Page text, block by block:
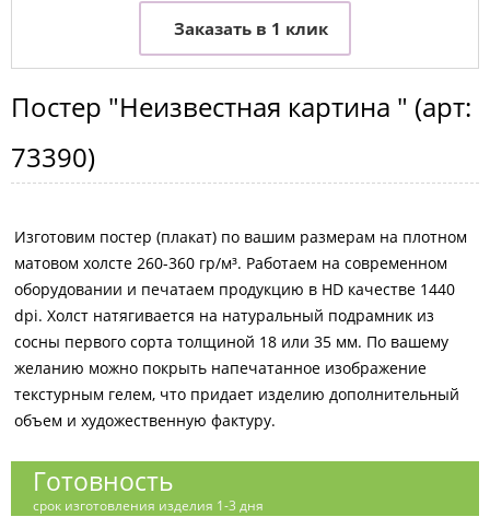
Постер "Неизвестная картина " (арт:
73390)
Изготовим постер (плакат) по вашим размерам на плотном
матовом холсте 260-360 гр/м³. Работаем на современном
оборудовании и печатаем продукцию в HD качестве 1440
dpi. Холст натягивается на натуральный подрамник из
сосны первого сорта толщиной 18 или 35 мм. По вашему
желанию можно покрыть напечатанное изображение
текстурным гелем, что придает изделию дополнительный
объем и художественную фактуру.
Готовность
срок изготовления изделия 1-3 дня